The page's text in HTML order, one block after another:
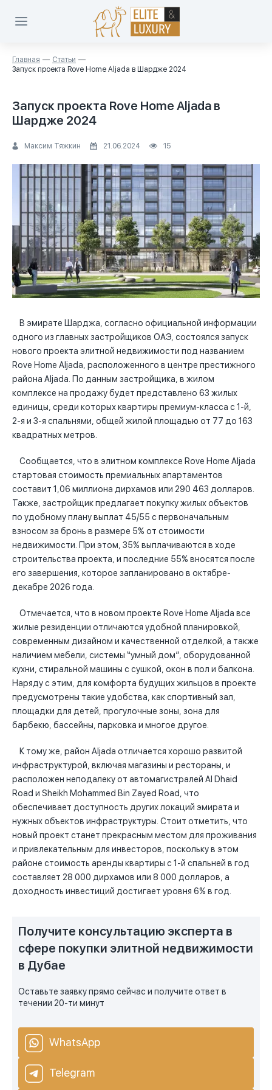
Главная
Статьи
Запуск проекта Rove Home Aljada в Шардже 2024
Запуск проекта Rove Home Aljada в
Шардже 2024
Максим Тяжкин 21.06.2024 15
В эмирате Шарджа, согласно официальной информации
одного из главных застройщиков ОАЭ, состоялся запуск
нового проекта элитной недвижимости под названием
Rove Home Aljada, расположенного в центре престижного
района Aljada. По данным застройщика, в жилом
комплексе на продажу будет представлено 63 жилых
единицы, среди которых квартиры премиум-класса с 1-й,
2-я и 3-я спальнями, общей жилой площадью от 77 до 163
квадратных метров.
Сообщается, что в элитном комплексе Rove Home Aljada
стартовая стоимость премиальных апартаментов
составит 1,06 миллиона дирхамов или 290 463 долларов.
Также, застройщик предлагает покупку жилых объектов
по удобному плану выплат 45/55 с первоначальным
взносом за бронь в размере 5% от стоимости
недвижимости. При этом, 35% выплачиваются в ходе
строительства проекта, и последние 55% вносятся после
его завершения, которое запланировано в октябре-
декабре 2026 года.
Отмечается, что в новом проекте Rove Home Aljada все
жилые резиденции отличаются удобной планировкой,
современным дизайном и качественной отделкой, а также
наличием мебели, системы “умный дом”, оборудованной
кухни, стиральной машины с сушкой, окон в пол и балкона.
Наряду с этим, для комфорта будущих жильцов в проекте
предусмотрены такие удобства, как спортивный зал,
площадки для детей, прогулочные зоны, зона для
барбекю, бассейны, парковка и многое другое.
К тому же, район Aljadа отличается хорошо развитой
инфраструктурой, включая магазины и рестораны, и
расположен неподалеку от автомагистралей Al Dhaid
Road и Sheikh Mohammed Bin Zayed Road, что
обеспечивает доступность других локаций эмирата и
нужных объектов инфраструктуры. Стоит отметить, что
новый проект станет прекрасным местом для проживания
и привлекательным для инвесторов, поскольку в этом
районе стоимость аренды квартиры с 1-й спальней в год
составляет 28 000 дирхамов или 8 000 долларов, а
доходность инвестиций достигает уровня 6% в год.
Получите консультацию эксперта в
сфере покупки элитной недвижимости
в Дубае
Оставьте заявку прямо сейчас и получите ответ в
течении 20-ти минут
WhatsApp
Telegram